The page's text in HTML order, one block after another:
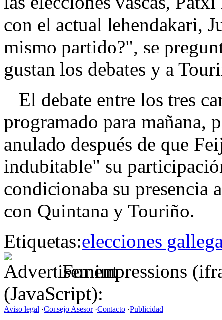
con el actual lehendakari,
mismo partido?", se
gustan los debates y a
El debate entre los tres
programado para mañana,
anulado después de que
indubitable" su
condicionaba su presencia
con Quintana y Touriño.
Etiquetas:elecciones
For impressions
(JavaScript):
Aviso legal ·Consejo Asesor·Contacto ·Publicidad